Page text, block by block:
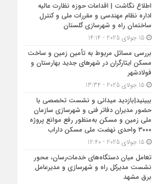
اطلاع نگاشت | اقدامات حوزه نظارت عالیه
اداره نظام مهندسی و مقررات ملی و کنترل
ساختمان راه و شهرسازی گلستان
15 جولای 2025 - 14:14
بررسی مسائل مربوط به تأمین زمین و ساخت
مسکن ایثارگران در شهرهای جدید بهارستان و
فولادشهر
15 جولای 2025 - 13:34
ببینید|بازدید میدانی و نشست تخصصی با
حضور مدیران دفاتر فنی و شهرسازی سازمان
ملی زمین و مسکن به‌منظور رفع موانع پروژه
۳۰۰۰ واحدی نهضت ملی مسکن داراب
15 جولای 2025 - 12:40
تعامل میان دستگاه‌های خدمات‌رسان، محور
نشست مدیرکل راه و شهرسازی و مدیرعامل
برق مشهد